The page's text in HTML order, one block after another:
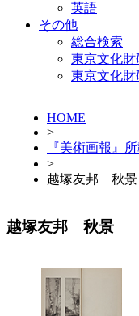
英語
その他
総合検索
東京文化財
東京文化財
HOME
>
『美術画報』
>
越塚友邦 秋景
越塚友邦 秋景